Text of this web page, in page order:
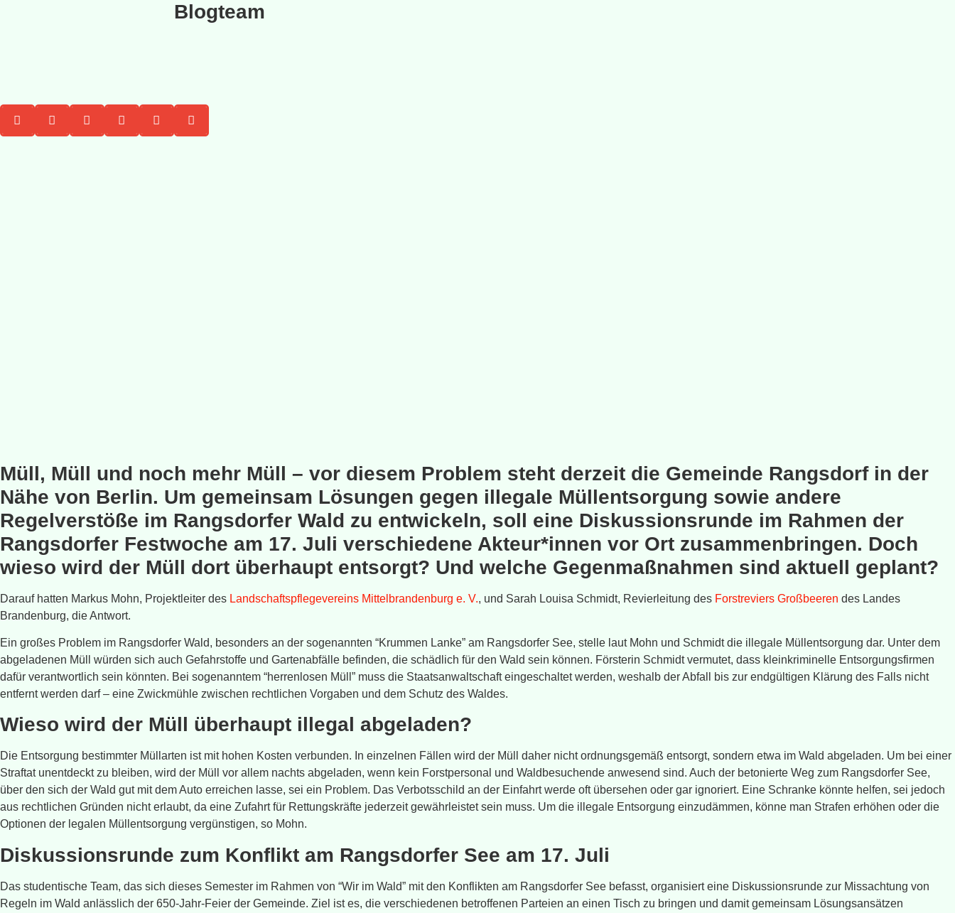
Blogteam
Müll, Müll und noch mehr Müll – vor diesem Problem steht derzeit die Gemeinde Rangsdorf in der
Nähe von Berlin. Um gemeinsam Lösungen gegen illegale Müllentsorgung sowie andere
Regelverstöße im Rangsdorfer Wald zu entwickeln, soll eine Diskussionsrunde im Rahmen der
Rangsdorfer Festwoche am 17. Juli verschiedene Akteur*innen vor Ort zusammenbringen. Doch
wieso wird der Müll dort überhaupt entsorgt? Und welche Gegenmaßnahmen sind aktuell geplant?
Darauf hatten Markus Mohn, Projektleiter des Landschaftspflegevereins Mittelbrandenburg e. V., und Sarah Louisa Schmidt, Revierleitung des Forstreviers Großbeeren des Landes
Brandenburg, die Antwort.
Ein großes Problem im Rangsdorfer Wald, besonders an der sogenannten “Krummen Lanke” am Rangsdorfer See, stelle laut Mohn und Schmidt die illegale Müllentsorgung dar. Unter dem
abgeladenen Müll würden sich auch Gefahrstoffe und Gartenabfälle befinden, die schädlich für den Wald sein können. Försterin Schmidt vermutet, dass kleinkriminelle Entsorgungsfirmen
dafür verantwortlich sein könnten. Bei sogenanntem “herrenlosen Müll” muss die Staatsanwaltschaft eingeschaltet werden, weshalb der Abfall bis zur endgültigen Klärung des Falls nicht
entfernt werden darf – eine Zwickmühle zwischen rechtlichen Vorgaben und dem Schutz des Waldes.
Wieso wird der Müll überhaupt illegal abgeladen?
Die Entsorgung bestimmter Müllarten ist mit hohen Kosten verbunden. In einzelnen Fällen wird der Müll daher nicht ordnungsgemäß entsorgt, sondern etwa im Wald abgeladen. Um bei einer
Straftat unentdeckt zu bleiben, wird der Müll vor allem nachts abgeladen, wenn kein Forstpersonal und Waldbesuchende anwesend sind. Auch der betonierte Weg zum Rangsdorfer See,
über den sich der Wald gut mit dem Auto erreichen lasse, sei ein Problem. Das Verbotsschild an der Einfahrt werde oft übersehen oder gar ignoriert. Eine Schranke könnte helfen, sei jedoch
aus rechtlichen Gründen nicht erlaubt, da eine Zufahrt für Rettungskräfte jederzeit gewährleistet sein muss. Um die illegale Entsorgung einzudämmen, könne man Strafen erhöhen oder die
Optionen der legalen Müllentsorgung vergünstigen, so Mohn.
Diskussionsrunde zum Konflikt am Rangsdorfer See am 17. Juli
Das studentische Team, das sich dieses Semester im Rahmen von “Wir im Wald” mit den Konflikten am Rangsdorfer See befasst, organisiert eine Diskussionsrunde zur Missachtung von
Regeln im Wald anlässlich der 650-Jahr-Feier der Gemeinde. Ziel ist es, die verschiedenen betroffenen Parteien an einen Tisch zu bringen und damit gemeinsam Lösungsansätzen